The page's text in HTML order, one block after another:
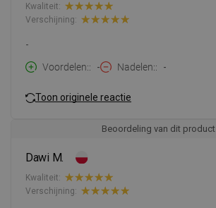
Kwaliteit:
Verschijning:
-
Voordelen:
- Nadelen: -
Toon originele reactie
Beoordeling van dit product
Dawi M.
Kwaliteit:
Verschijning: